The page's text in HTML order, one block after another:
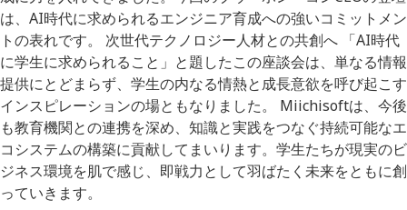
は、AI時代に求められるエンジニア育成への強いコミットメン
トの表れです。 次世代テクノロジー人材との共創へ 「AI時代
に学生に求められること」と題したこの座談会は、単なる情報
提供にとどまらず、学生の内なる情熱と成長意欲を呼び起こす
インスピレーションの場ともなりました。 Miichisoftは、今後
も教育機関との連携を深め、知識と実践をつなぐ持続可能なエ
コシステムの構築に貢献してまいります。学生たちが現実のビ
ジネス環境を肌で感じ、即戦力として羽ばたく未来をともに創
っていきます。